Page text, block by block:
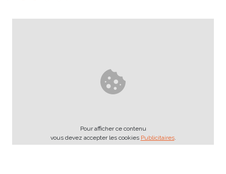
Pour afficher ce contenu
vous devez accepter les cookies Publicitaires.